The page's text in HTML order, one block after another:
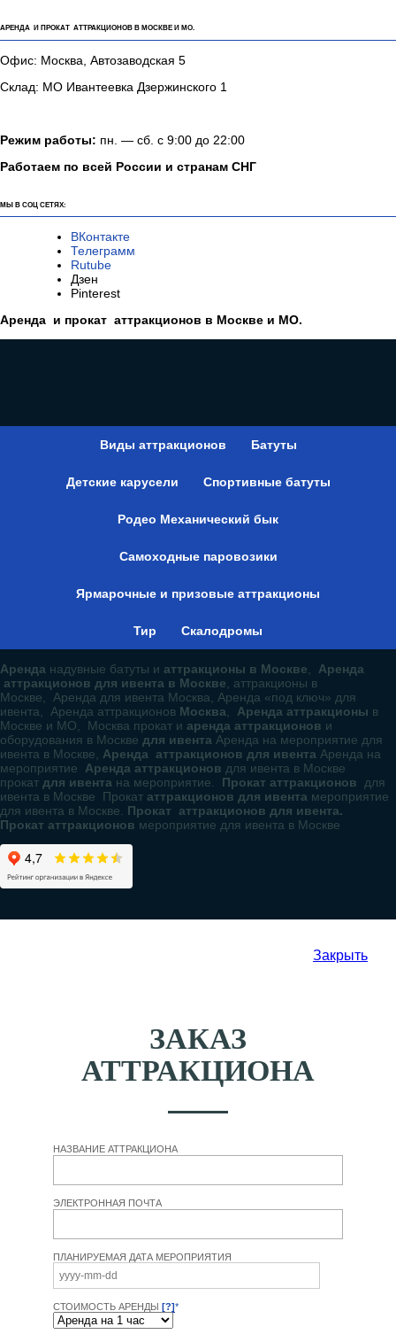
АРЕНДА И ПРОКАТ АТТРАКЦИОНОВ В МОСКВЕ И МО.
Офис: Москва, Автозаводская 5
Склад: МО Ивантеевка Дзержинского 1
Режим работы: пн. — сб. с 9:00 до 22:00
Работаем по всей России и странам СНГ
МЫ В СОЦ СЕТЯХ:
ВКонтакте
Телеграмм
Rutube
Дзен
Pinterest
Аренда и прокат аттракционов в Москве и МО.
Виды аттракционов Батуты
Детские карусели Спортивные батуты
Родео Механический бык
Самоходные паровозики
Ярмарочные и призовые аттракционы
Тир Скалодромы
Аренда надувные батуты и аттракционы в Москве
Аренда
аттракционов для ивента в Москве , аттракционы в
Москве, Аренда для ивента Москва, Аренда «под ключ» для
ивента, Аренда аттракционов Москва Аренда аттракционы в
Москве и МО, Москва прокат и аренда аттракционов и
оборудования в Москве для ивента Аренда на мероприятие для
ивента в Москве, Аренда аттракционов для ивента Аренда на
мероприятие Аренда аттракционов для ивента в Москве
прокат для ивента на мероприятие. Прокат аттракционов для
ивента в Москве Прокат аттракционов для ивента мероприятие
для ивента в Москве. Прокат аттракционов для ивента.
Прокат аттракционов мероприятие для ивента в Москве
Закрыть
ЗАКАЗ
АТТРАКЦИОНА
НАЗВАНИЕ АТТРАКЦИОНА
ЭЛЕКТРОННАЯ ПОЧТА
ПЛАНИРУЕМАЯ ДАТА МЕРОПРИЯТИЯ
СТОИМОСТЬ АРЕНДЫ [?]*